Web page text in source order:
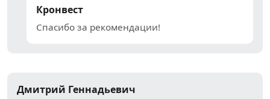
Кронвест
Спасибо за рекомендации!
Дмитрий Геннадьевич